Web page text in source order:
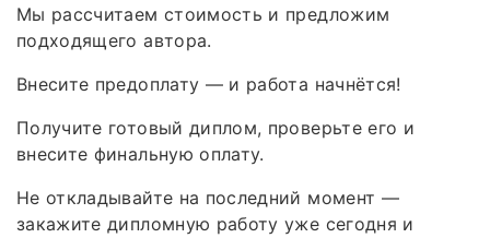
Мы рассчитаем стоимость и предложим
подходящего автора.
Внесите предоплату — и работа начнётся!
Получите готовый диплом, проверьте его и
внесите финальную оплату.
Не откладывайте на последний момент —
закажите дипломную работу уже сегодня и